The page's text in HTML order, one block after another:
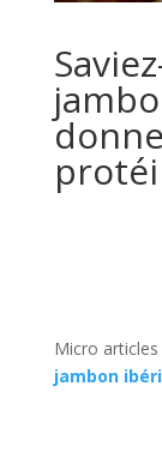
Micro articles
jambon